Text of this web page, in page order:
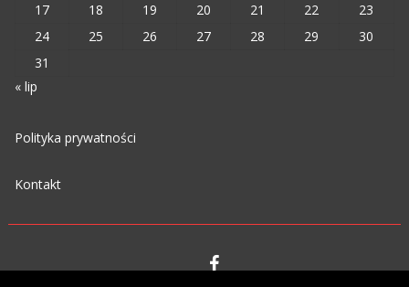
17
18 19 20 21 22
23
24
25 26 27 28 29
30
31
« lip
Polityka prywatności
Kontakt